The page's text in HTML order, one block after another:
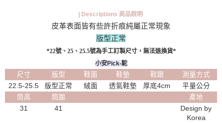
| Descriptions 商品說明
皮革表面皆有些許折痕純屬正常現象
版型正常
*22號、25、25.5號為手工訂製尺寸，無法退換貨*
小安Pick-駝
尺寸 版型 鞋面 鞋墊 鞋跟
測量方式
22.5-25.5
版型正常 絨面 透氣鞋墊 厚底4cm
平量公分
筒高
筒圍
產地
31
41
Design by
Korea